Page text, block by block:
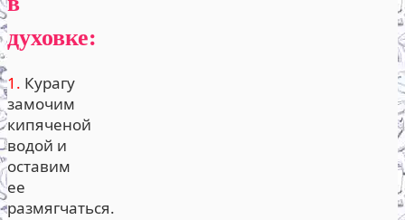
духовке:
1. Курагу
замочим
кипяченой
водой и
оставим
ее
размягчаться.